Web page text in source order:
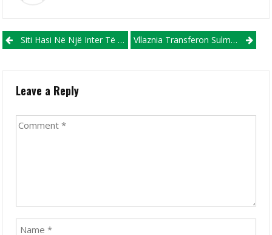
Post navigation
Siti Hasi Në Një Inter Të Fuqishëm, Megjithatë Fitoi Edhe Ligën E Kampionëve (VIDEO) Vllaznia Transferon Sulmuesin E Krahut, Darko Dodev
Leave a Reply